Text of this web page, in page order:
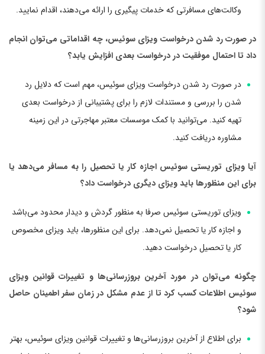
وکالت‌های مسافرتی که خدمات پیگیری را ارائه می‌دهند، اقدام نمایید.
در صورت رد شدن درخواست ویزای سوئیس، چه اقداماتی می‌توان انجام
داد تا احتمال موفقیت در درخواست بعدی افزایش یابد؟
در صورت رد شدن درخواست ویزای سوئیس، مهم است که دلایل رد
شدن را بررسی و مستندات لازم را برای پشتیبانی از درخواست بعدی
تهیه کنید. می‌توانید با کمک موسسات معتبر مهاجرتی در این زمینه
مشاوره دریافت کنید.
آیا ویزای توریستی سوئیس اجازه کار یا تحصیل را به مسافر می‌دهد یا
برای این منظورها باید ویزای دیگری درخواست داد؟
ویزای توریستی سوئیس صرفا به منظور گردش و دیدار محدود می‌باشد
و اجازه کار یا تحصیل نمی‌دهد. برای این منظورها، باید ویزای مخصوص
کار یا تحصیل درخواست دهید.
چگونه می‌توان در مورد آخرین بروزرسانی‌ها و تغییرات قوانین ویزای
سوئیس اطلاعات کسب کرد تا از عدم مشکل در زمان سفر اطمینان حاصل
شود؟
برای اطلاع از آخرین بروزرسانی‌ها و تغییرات قوانین ویزای سوئیس، بهتر